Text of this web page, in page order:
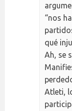
“nos
qué
Ah, se
Atleti,